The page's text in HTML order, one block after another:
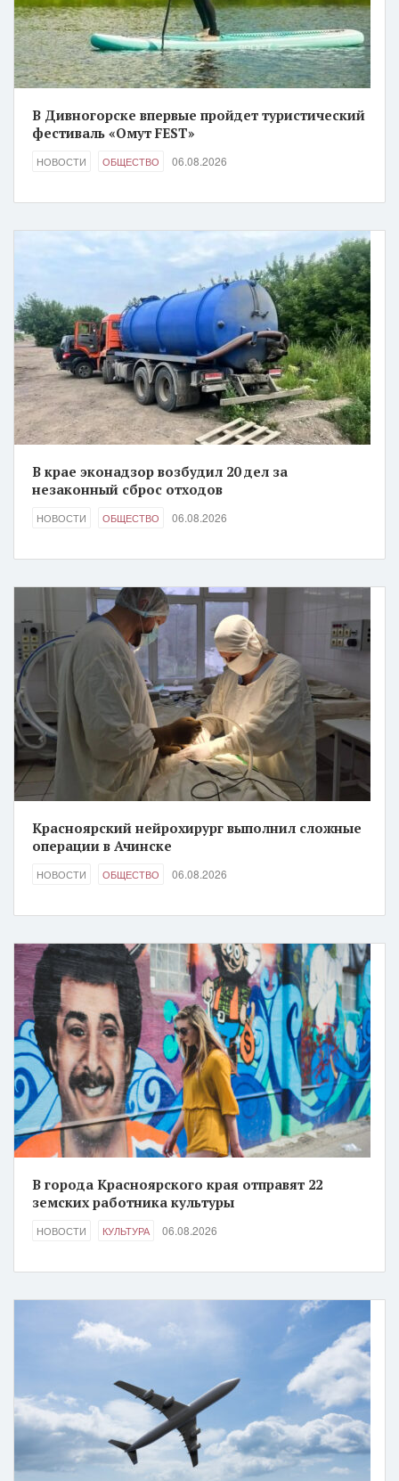
В Дивногорске впервые пройдет туристический
фестиваль «Омут FEST»
НОВОСТИ ОБЩЕСТВО 06.08.2026
В крае эконадзор возбудил 20 дел за
незаконный сброс отходов
НОВОСТИ ОБЩЕСТВО 06.08.2026
Красноярский нейрохирург выполнил сложные
операции в Ачинске
НОВОСТИ ОБЩЕСТВО 06.08.2026
В города Красноярского края отправят 22
земских работника культуры
НОВОСТИ КУЛЬТУРА 06.08.2026